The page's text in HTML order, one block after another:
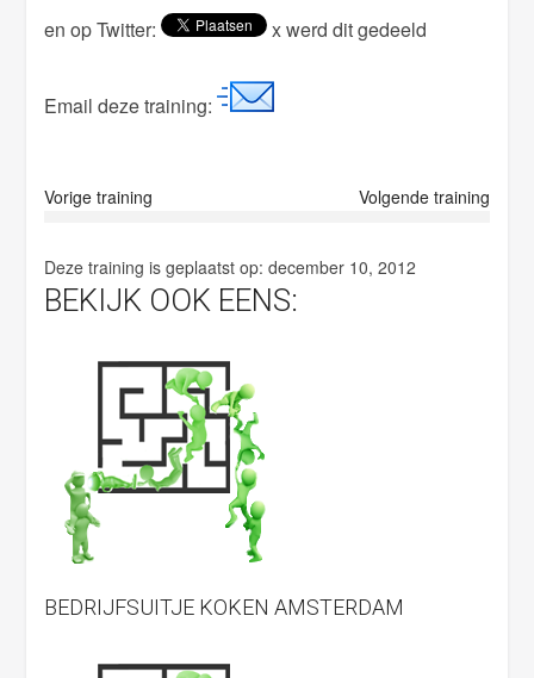
d
m
y
en op Twitter: x werd dit gedeeld
Email deze training:
Vorige training Volgende training
Deze training is geplaatst op:december 10, 2012
BEKIJK OOK EENS:
BEDRIJFSUITJE KOKEN AMSTERDAM